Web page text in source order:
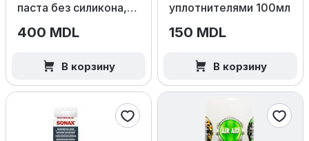
паста без силикона,
400 MDL
В корзину
уплотнителями 100мл
150 MDL
В корзину